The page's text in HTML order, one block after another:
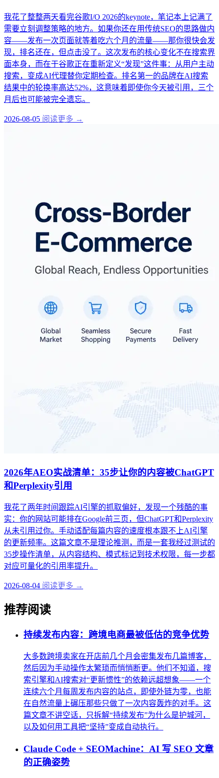
我花了整整两天看完谷歌I/O 2026的keynote，笔记本上记满了
需要立刻调整策略的地方。如果你还在用传统SEO的思路做内
容——发布一次页面就等着吃六个月的流量——那你很快会发
现，排名还在，但点击没了。这次发布的核心变化不在搜索界
面本身，而在于谷歌正在重新定义“发现”这件事：从用户主动
搜索，变成AI代理替你定期检查。排名第一的品牌在AI搜索
结果中的轮换率高达52%，这意味着即使你今天被引用，三个
月后也可能被完全遗忘。
2026-08-05 阅读更多 →
2026年AEO实战清单：35步让你的内容被ChatGPT
和Perplexity引用
我花了两年时间跟踪AI引擎的抓取偏好，发现一个残酷的事
实：你的网站可能排在Google前三页，但ChatGPT和Perplexity
从未引用过你。手动适配每篇内容的速度根本跟不上AI引擎
的更新频率。这篇文章不是理论推测，而是一套我经过测试的
35步操作清单，从内容结构、模式标记到技术权限，每一步都
对应可量化的引用率提升。
2026-08-04 阅读更多 →
推荐阅读
持续发布内容：跨境电商最被低估的竞争优势
大多数跨境卖家在开店前几个月会密集发布几篇博客，
然后因为手动操作太繁琐而悄悄断更。他们不知道，搜
索引擎和AI搜索对“更新惯性”的依赖远超想象——一个
连续六个月每周发布内容的站点，即使外链为零，也能
在自然流量上碾压那些只做了一次内容轰炸的对手。这
篇文章不讲空话，只拆解“持续发布”为什么是护城河，
以及如何用工具把“坚持”变成自动执行。
Claude Code + SEOMachine：AI 写 SEO 文章
的正确姿势